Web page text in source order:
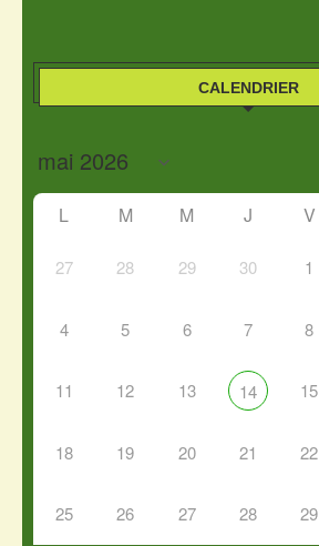
CALENDRIER
L M M J V
27 28 29 30 1
4 5 6 7 8
11 12 13 14 15
18 19 20 21 22
25 26 27 28 29